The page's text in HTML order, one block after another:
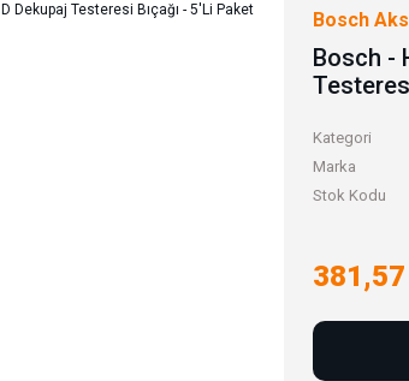
Bosch
Bosch -
Kategori
Marka
Stok Kodu